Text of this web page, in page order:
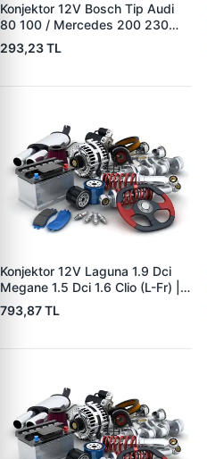
Konjektor 12V Bosch Tip Audi
80 100 / Mercedes 200 230
250 / BMW | YUNYI 04-080 |
OEM A0021545806
293,23 TL
Konjektor 12V Laguna 1.9 Dci
Megane 1.5 Dci 1.6 Clio (L-Fr) |
YUNYI 04-126 | OEM
8200327183 8200660029
793,87 TL